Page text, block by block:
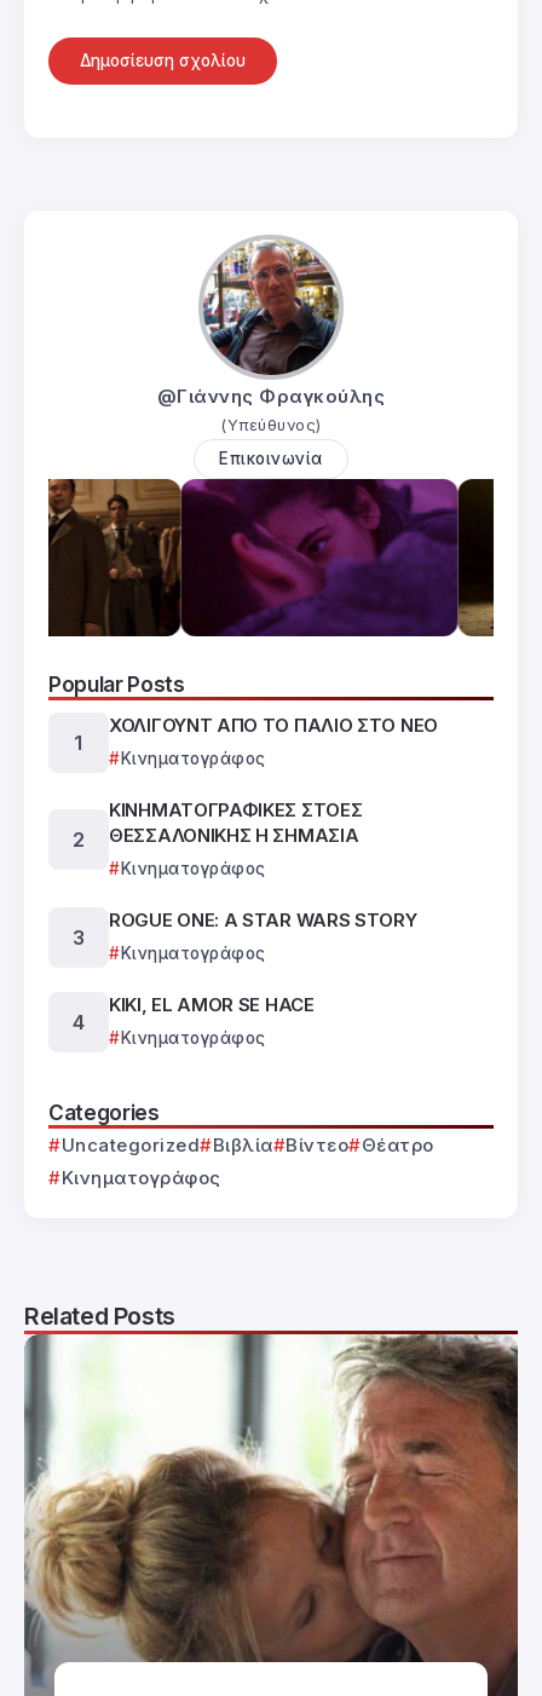
@Γιάννης Φραγκούλης
(Υπεύθυνος)
Επικοινωνία
Popular Posts
ΧΟΛΙΓΟΥΝΤ ΑΠΟ ΤΟ ΠΑΛΙΟ ΣΤΟ ΝΕΟ
Κινηματογράφος
ΚΙΝΗΜΑΤΟΓΡΑΦΙΚΕΣ ΣΤΟΕΣ
ΘΕΣΣΑΛΟΝΙΚΗΣ Η ΣΗΜΑΣΙΑ
Κινηματογράφος
ROGUE ONE: A STAR WARS STORY
Κινηματογράφος
KIKI, EL AMOR SE HACE
Κινηματογράφος
Categories
Uncategorized Βιβλία Βίντεο
Θέατρο
Κινηματογράφος
Related Posts